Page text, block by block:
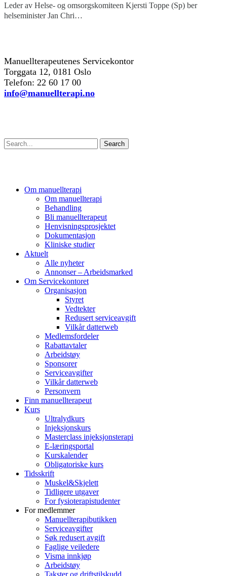
Leder av Helse- og omsorgskomiteen Kjersti Toppe (Sp) ber
helseminister Jan Chri…
Manuellterapeutenes Servicekontor
Torggata 12, 0181 Oslo
Telefon: 22 60 17 00
info@manuellterapi.no
Search
Om manuellterapi
Om manuellterapi
Behandling
Bli manuellterapeut
Henvisningsprosjektet
Dokumentasjon
Kliniske studier
Aktuelt
Alle nyheter
Annonser – Arbeidsmarked
Om Servicekontoret
Organisasjon
Styret
Vedtekter
Redusert serviceavgift
Vilkår datterweb
Medlemsfordeler
Rabattavtaler
Arbeidstøy
Sponsorer
Serviceavgifter
Vilkår datterweb
Personvern
Finn manuellterapeut
Kurs
Ultralydkurs
Injeksjonskurs
Masterclass injeksjonsterapi
E-læringsportal
Kurskalender
Obligatoriske kurs
Tidsskrift
Muskel&Skjelett
Tidligere utgaver
For fysioterapistudenter
For medlemmer
Manuellterapibutikken
Serviceavgifter
Søk redusert avgift
Faglige veiledere
Visma innkjøp
Arbeidstøy
Takster og driftstilskudd